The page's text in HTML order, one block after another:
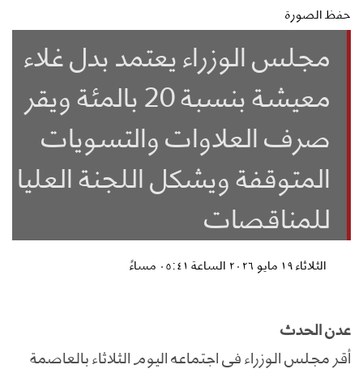
حفظ الصورة
مجلس الوزراء يعتمد بدل غلاء
معيشة بنسبة 20 بالمئة ويقر
صرف العلاوات والتسويات
المتوقفة ويشكل اللجنة العليا
للمناقصات
الثلاثاء ١٩ مايو ٢٠٢٦ الساعة ٠٥:٤١ مساءً
عدن الحدث
أقر مجلس الوزراء في اجتماعه اليوم الثلاثاء بالعاصمة